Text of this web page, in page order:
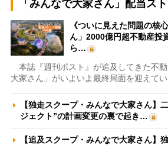
「みんなで大家さん」配当ス
《ついに見えた問題の核
ん」2000億円超不動産投
ら…
本誌『週刊ポスト』が追及してきた不
大家さん」がいよいよ最終局面を迎えて
【独走スクープ・みんなで大家さん】
ジェクト”の計画変更の裏で起き…
【追及スクープ・みんなで大家さん】